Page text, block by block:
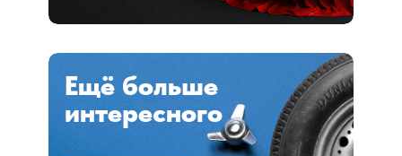
Ещё больше
интересного